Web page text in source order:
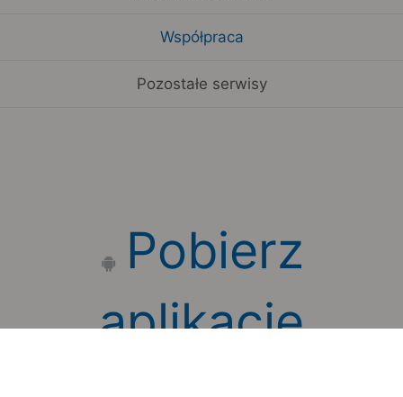
Współpraca
Pozostałe serwisy
Pobierz
aplikację